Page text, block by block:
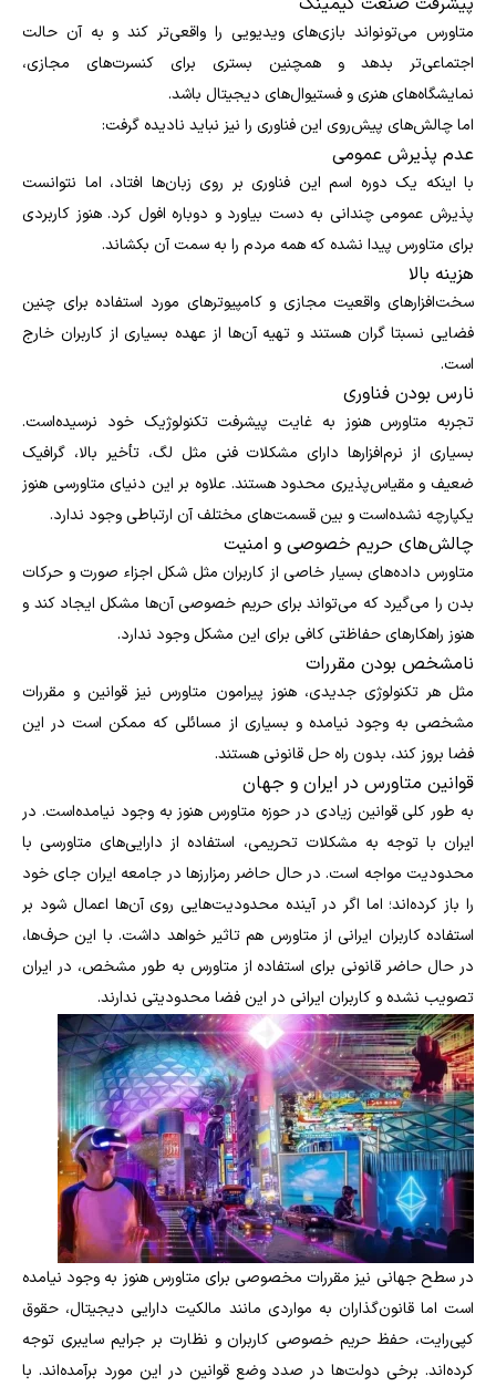
متاورس می‌تونواند بازی‌های ویدیویی را واقعی‌تر کند و به آن حالت
اجتماعی‌تر بدهد و همچنین بستری برای کنسرت‌های مجازی،
نمایشگاه‌های هنری و فستیوال‌های دیجیتال باشد.
اما چالش‌های پیش‌روی این فناوری را نیز نباید نادیده گرفت:
عدم پذیرش عمومی
با اینکه یک دوره اسم این فناوری بر روی زبان‌ها افتاد، اما نتوانست
پذیرش عمومی چندانی به دست بیاورد و دوباره افول کرد. هنوز کاربردی
برای متاورس پیدا نشده که همه مردم را به سمت آن بکشاند.
هزینه بالا
سخت‌افزارهای واقعیت مجازی و کامپیوترهای مورد استفاده برای چنین
فضایی نسبتا گران هستند و تهیه آن‌ها از عهده بسیاری از کاربران خارج
است.
نارس بودن فناوری
تجربه متاورس هنوز به غایت پیشرفت تکنولوژیک خود نرسیده‌است.
بسیاری از نرم‌افزارها دارای مشکلات فنی مثل لگ، تأخیر بالا، گرافیک
ضعیف و مقیاس‌پذیری محدود هستند. علاوه بر این دنیای متاورسی هنوز
یکپارچه نشده‌است و بین قسمت‌های مختلف آن ارتباطی وجود ندارد.
چالش‌های حریم خصوصی و امنیت
متاورس داده‌های بسیار خاصی از کاربران مثل شکل اجزاء صورت و حرکات
بدن را می‌گیرد که می‌تواند برای حریم خصوصی آن‌ها مشکل ایجاد کند و
هنوز راهکارهای حفاظتی کافی برای این مشکل وجود ندارد.
نامشخص بودن مقررات
مثل هر تکنولوژی جدیدی، هنوز پیرامون متاورس نیز قوانین و مقررات
مشخصی به وجود نیامده و بسیاری از مسائلی که ممکن است در این
فضا بروز کند، بدون راه حل قانونی هستند.
قوانین متاورس در ایران و جهان
به طور کلی قوانین زیادی در حوزه متاورس هنوز به وجود نیامده‌است. در
ایران با توجه به مشکلات تحریمی، استفاده از دارایی‌های متاورسی با
محدودیت مواجه است. در حال حاضر رمزارزها در جامعه ایران جای خود
را باز کرده‌اند؛ اما اگر در آینده محدودیت‌هایی روی آن‌ها اعمال شود بر
استفاده کاربران ایرانی از متاورس هم تاثیر خواهد داشت. با این حرف‌ها،
در حال حاضر قانونی برای استفاده از متاورس به طور مشخص، در ایران
تصویب نشده و کاربران ایرانی در این فضا محدودیتی ندارند.
در سطح جهانی نیز مقررات مخصوصی برای متاورس هنوز به وجود نیامده
است اما قانون‌گذاران به مواردی مانند مالکیت دارایی دیجیتال، حقوق
کپی‌رایت، حفظ حریم خصوصی کاربران و نظارت بر جرایم سایبری توجه
کرده‌اند. برخی دولت‌ها در صدد وضع قوانین در این مورد برآمده‌اند. با